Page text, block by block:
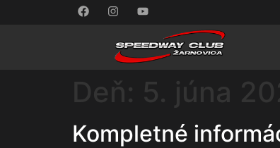
Deň: 5. júna
Kompletné